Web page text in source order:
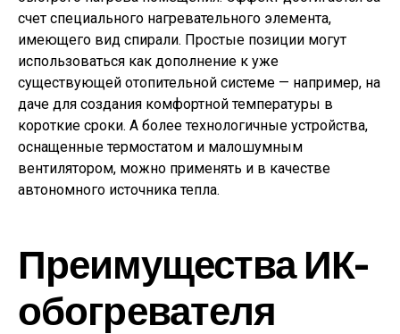
счет специального нагревательного элемента,
имеющего вид спирали. Простые позиции могут
использоваться как дополнение к уже
существующей отопительной системе — например, на
даче для создания комфортной температуры в
короткие сроки. А более технологичные устройства,
оснащенные термостатом и малошумным
вентилятором, можно применять и в качестве
автономного источника тепла.
Преимущества ИК-
обогревателя